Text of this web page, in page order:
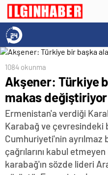
1084 okunma
Akşener: Türkiye
makas değiştiriyor
Ermenistan'a verdiği
Karabağ ve çevresindeki
Cumhuriyeti'nin ayrılmaz
çağrılarını kabul
karabağ'ın sözde lideri